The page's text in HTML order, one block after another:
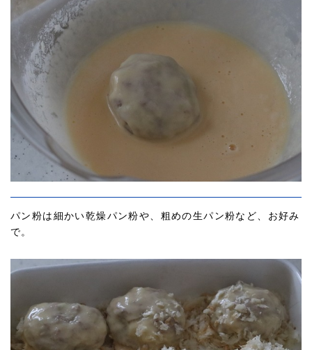
パン粉は細かい乾燥パン粉や、粗めの生パン粉など、お好み
で。